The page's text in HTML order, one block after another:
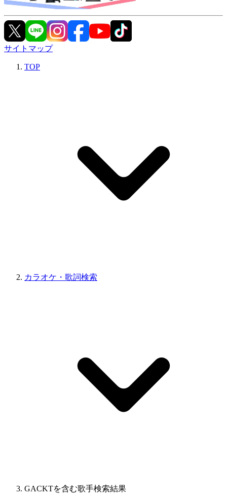
サイトマップ
TOP
カラオケ・歌詞検索
GACKTを含む歌手検索結果